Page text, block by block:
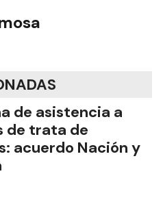
de asistencia a
de trata de
acuerdo Nación y